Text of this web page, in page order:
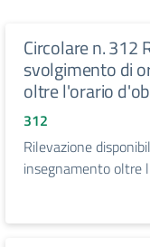
Circolare n. 312
svolgimento di
oltre l'orario
312
Rilevazione
insegnamento oltre